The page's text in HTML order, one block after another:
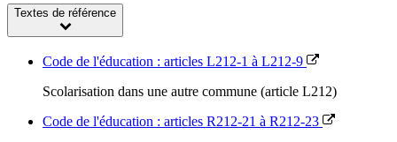
Textes de référence
Code de l'éducation : articles L212-1 à L212-9
Scolarisation dans une autre commune (article L212)
Code de l'éducation : articles R212-21 à R212-23